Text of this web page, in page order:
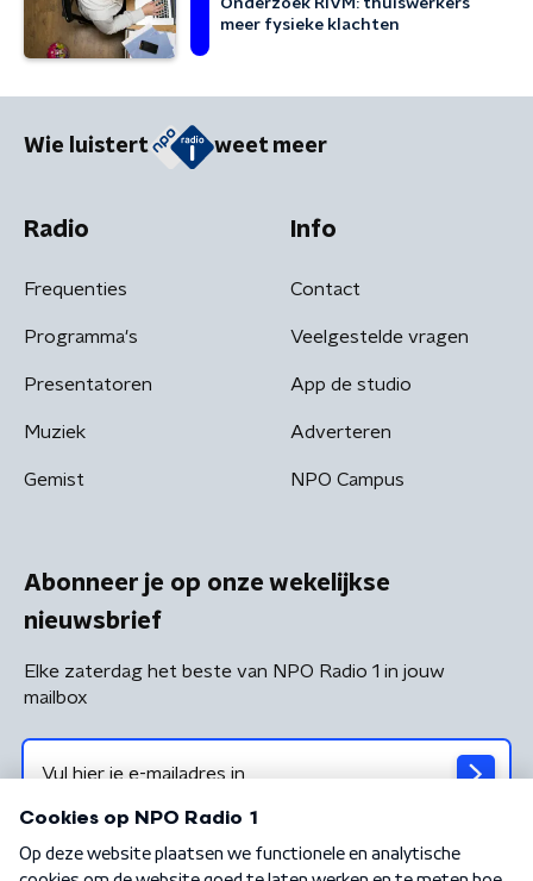
Onderzoek RIVM: thuiswerkers
meer fysieke klachten
Wie luistert weet meer
Radio
Frequenties
Programma's
Presentatoren
Muziek
Gemist
Info
Contact
Veelgestelde vragen
App de studio
Adverteren
NPO Campus
Abonneer je op onze wekelijkse
nieuwsbrief
Elke zaterdag het beste van NPO Radio 1 in jouw
mailbox